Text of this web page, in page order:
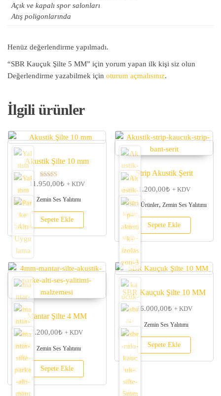
Açık ve kapalı spor salonları
Atış poligonlarında
Henüz değerlendirme yapılmadı.
“SBR Kauçuk Şilte 5 MM” için yorum yapan ilk kişi siz olun
Değerlendirme yazabilmek için oturum açmalısınız.
İlgili ürünler
Akustik Şilte 10 mm
5 üzerinden
oy aldı
11.950,00₺ + KDV
Zemin Ses Yalıtımı
Sepete Ekle
Strip Akustik Şerit
1.200,00₺ + KDV
Genel Ürünler, Zemin Ses Yalıtımı
Sepete Ekle
Mantar Şilte 4 MM
7.200,00₺ + KDV
Zemin Ses Yalıtımı
Sepete Ekle
SBR Kauçuk Şilte 10 MM
16.000,00₺ + KDV
Zemin Ses Yalıtımı
Sepete Ekle